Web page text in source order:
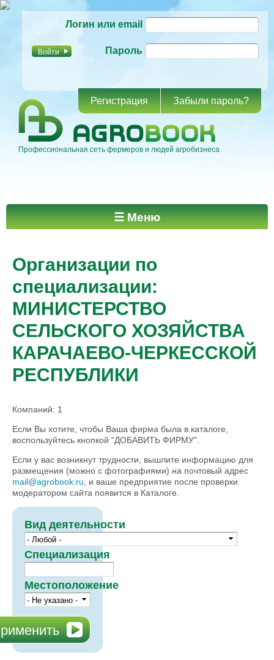
основному
Логин или email
Пароль
Регистрация Забыли пароль?
Профессиональная сеть фермеров и людей агробизнеса
Главное меню ☰ Меню
Организации по
специализации:
МИНИСТЕРСТВО
СЕЛЬСКОГО ХОЗЯЙСТВА
КАРАЧАЕВО-ЧЕРКЕССКОЙ
РЕСПУБЛИКИ
Компаний: 1
Если Вы хотите, чтобы Ваша фирма была в каталоге,
воспользуйтесь кнопкой "ДОБАВИТЬ ФИРМУ".
Если у вас возникнут трудности, вышлите информацию для
размещения (можно с фотографиями) на почтовый адрес
mail@agrobook.ru , и ваше предприятие после проверки
модератором сайта появится в Каталоге.
Вид деятельности
Специализация
Местоположение